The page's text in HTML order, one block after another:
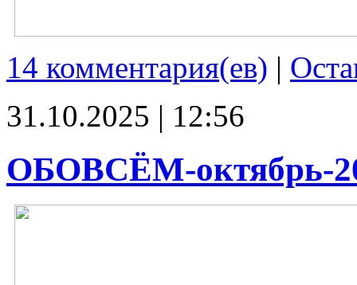
14 комментария(ев) |
31.10.2025 | 12:56
ОБОВСЁМ-октябрь-